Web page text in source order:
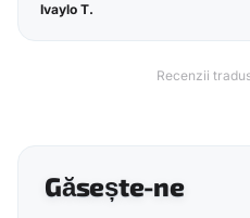
Ivaylo T.
Recenzii
Găsește-ne